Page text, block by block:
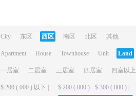
City 东区 西区 南区 北区 其他
Apartment House Townhouse Unit Land
一居室 二居室 三居室 四居室 四室以上
$ 200 ( 000 ) 以下 | $ 200 ( 000 ) - $ 300 ( 000 ) |